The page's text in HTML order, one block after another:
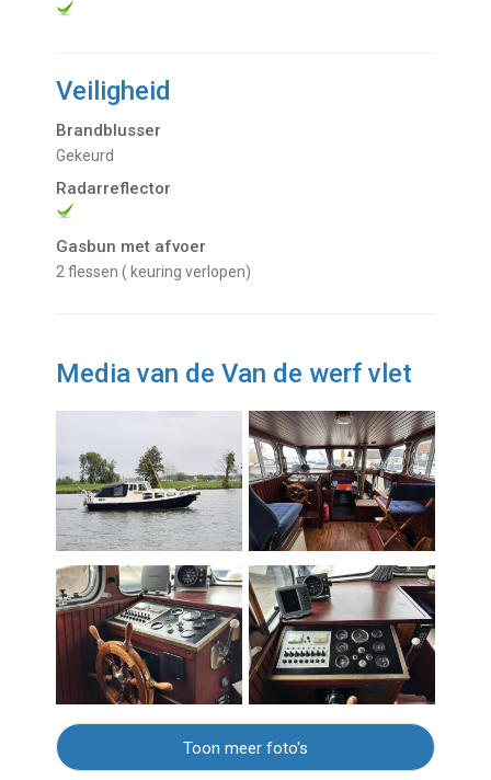
Veiligheid
Brandblusser
gekeurd
Radarreflector
Gasbun met afvoer
2 flessen ( keuring verlopen)
Media van de Van de werf vlet
Toon meer foto's